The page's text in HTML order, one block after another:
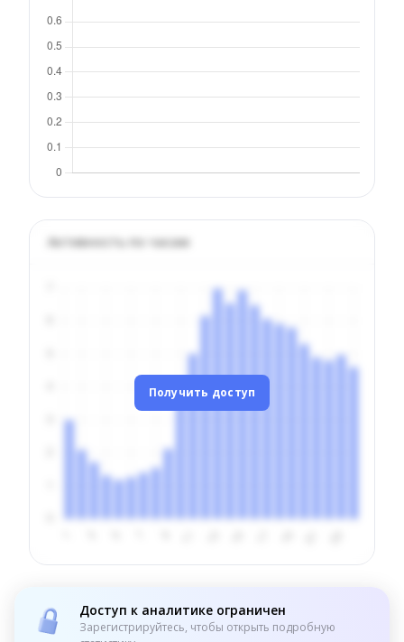
Активность по часам
Получить доступ
Доступ к аналитике ограничен
Зарегистрируйтесь, чтобы открыть подробную